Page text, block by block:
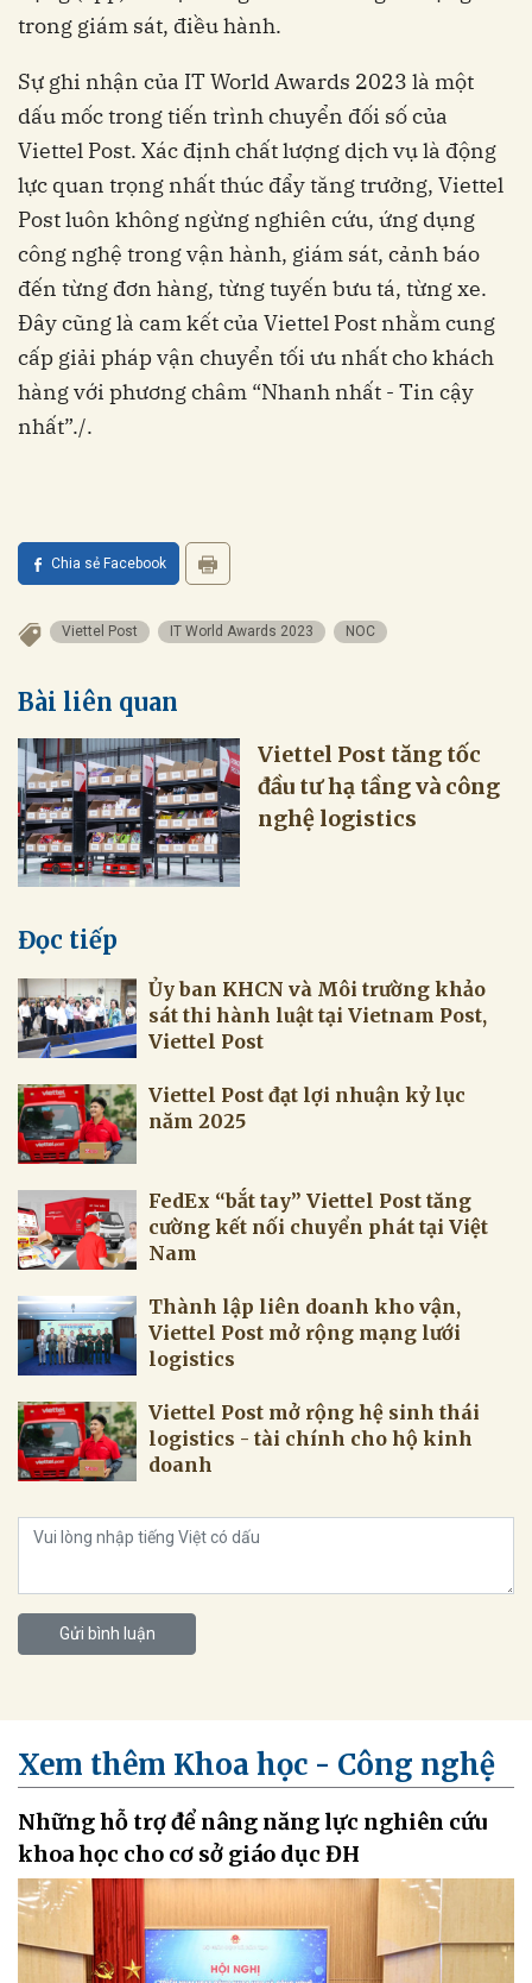
trong giám sát, điều hành.
Sự ghi nhận của IT World Awards 2023 là một
dấu mốc trong tiến trình chuyển đối số của
Viettel Post. Xác định chất lượng dịch vụ là động
lực quan trọng nhất thúc đẩy tăng trưởng, Viettel
Post luôn không ngừng nghiên cứu, ứng dụng
công nghệ trong vận hành, giám sát, cảnh báo
đến từng đơn hàng, từng tuyến bưu tá, từng xe.
Đây cũng là cam kết của Viettel Post nhằm cung
cấp giải pháp vận chuyển tối ưu nhất cho khách
hàng với phương châm “Nhanh nhất - Tin cậy
nhất”./.
Chia sẻ Facebook
Viettel Post IT World Awards 2023 NOC
Bài liên quan
Viettel Post tăng tốc
đầu tư hạ tầng và công
nghệ logistics
Đọc tiếp
Ủy ban KHCN và Môi trường khảo
sát thi hành luật tại Vietnam Post,
Viettel Post
Viettel Post đạt lợi nhuận kỷ lục
năm 2025
FedEx “bắt tay” Viettel Post tăng
cường kết nối chuyển phát tại Việt
Nam
Thành lập liên doanh kho vận,
Viettel Post mở rộng mạng lưới
logistics
Viettel Post mở rộng hệ sinh thái
logistics - tài chính cho hộ kinh
doanh
Gửi bình luận
Xem thêm Khoa học - Công nghệ
Những hỗ trợ để nâng năng lực nghiên cứu
khoa học cho cơ sở giáo dục ĐH